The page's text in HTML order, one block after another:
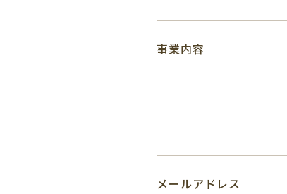
事業内容
メールアドレス